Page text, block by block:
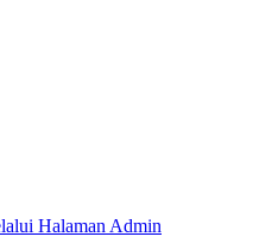
Halaman Admin